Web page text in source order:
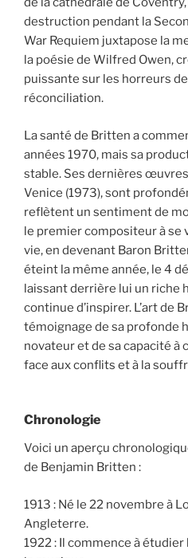
destruction pendant la
War Requiem juxtapose la
la poésie de Wilfred Owen,
puissante sur les horreurs
réconciliation.
La santé de Britten a
années 1970, mais sa
stable. Ses dernières
Venice (1973), sont
reflètent un sentiment de
le premier compositeur à se
vie, en devenant Baron
éteint la même année, le 4
laissant derrière lui un riche
continue d’inspirer. L’art de
témoignage de sa profonde
novateur et de sa capacité à
face aux conflits et à la
Chronologie
Voici un aperçu
de Benjamin Britten :
1913 : Né le 22 novembre à
Angleterre.
1922 : Il commence à